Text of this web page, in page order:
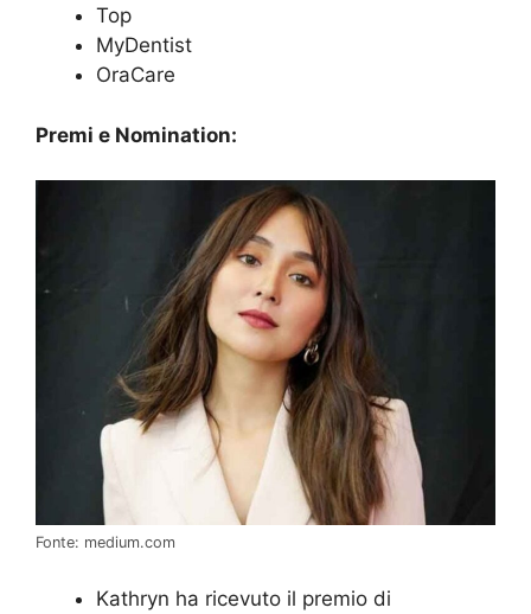
Top
MyDentist
OraCare
Premi e Nomination:
Fonte: medium.com
Kathryn ha ricevuto il premio di